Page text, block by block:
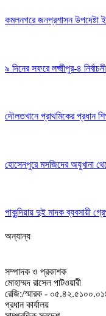
কমলনগরে জনপ্রশাসন উপদেষ্টা
৯ দিনের সফরে লক্ষ্মীপুর-৪
দৌলতখানে প্রাথমিকের প্রধান
হোসেনপুরে মসজিদের অযুখানা
পাকুন্দিয়ায় দুই মাদক ব্যবসায়ী
অন্যান্য
সম্পাদক ও প্রকাশক
মোহাম্মদ রাসেল পাটওয়ারী
রেজি:/স্মারক -
প্রধান কার্যালয়